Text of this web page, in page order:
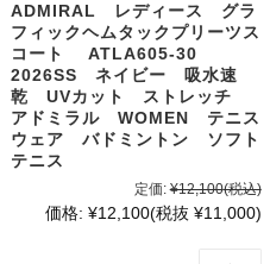
ADMIRAL レディース グラ
フィックヘムタックプリーツス
コート ATLA605-30
2026SS ネイビー 吸水速
乾 UVカット ストレッチ
アドミラル WOMEN テニス
ウェア バドミントン ソフト
テニス
定価: ¥12,100(税込)
価格: ¥12,100(税抜 ¥11,000)